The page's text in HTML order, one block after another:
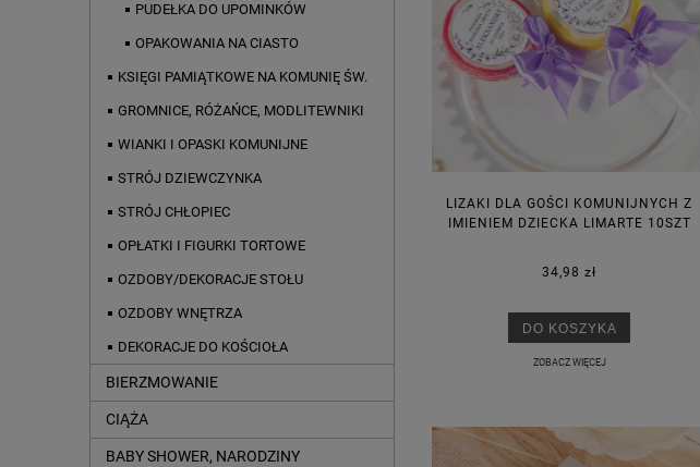
PUDEŁKA DO UPOMINKÓW
OPAKOWANIA NA CIASTO
KSIĘGI PAMIĄTKOWE NA KOMUNIĘ ŚW.
GROMNICE, RÓŻAŃCE, MODLITEWNIKI
WIANKI I OPASKI KOMUNIJNE
STRÓJ DZIEWCZYNKA
STRÓJ CHŁOPIEC
OPŁATKI I FIGURKI TORTOWE
OZDOBY/DEKORACJE STOŁU
OZDOBY WNĘTRZA
DEKORACJE DO KOŚCIOŁA
BIERZMOWANIE
CIĄŻA
BABY SHOWER, NARODZINY
LIZAKI DLA GOŚCI KOMUNIJNYCH Z
IMIENIEM DZIECKA LIMARTE 10SZT
34,98 zł
DO KOSZYKA
ZOBACZ WIĘCEJ